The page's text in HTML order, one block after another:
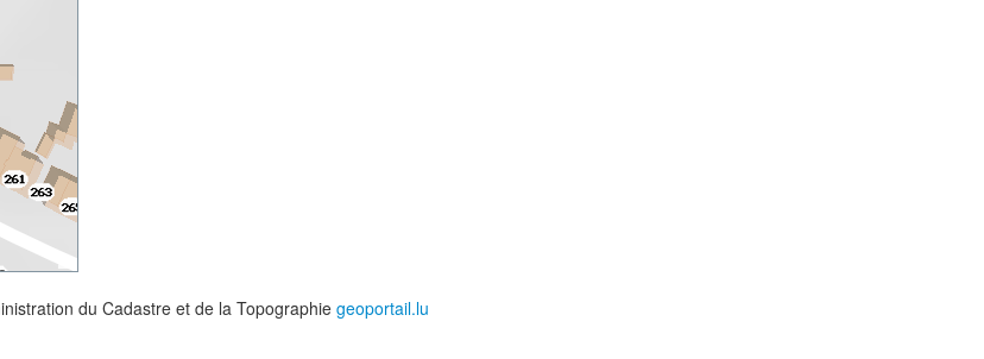
du Cadastre et de la Topographiegeoportail.lu